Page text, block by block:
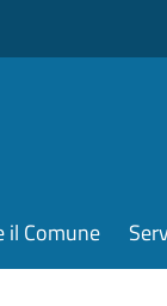
il Comune